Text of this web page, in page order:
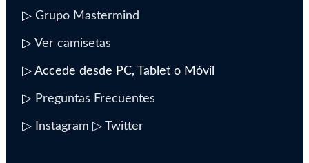
▷ Grupo Mastermind
▷ Ver camisetas
▷ Accede desde PC, Tablet o Móvil
▷ Preguntas Frecuentes
▷ Instagram ▷ Twitter